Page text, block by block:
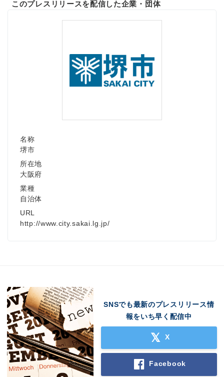
このプレスリリースを配信した企業・団体
名称
堺市
所在地
大阪府
業種
自治体
URL
http://www.city.sakai.lg.jp/
SNSでも最新のプレスリリース情
報をいち早く配信中
X
Facebook
English